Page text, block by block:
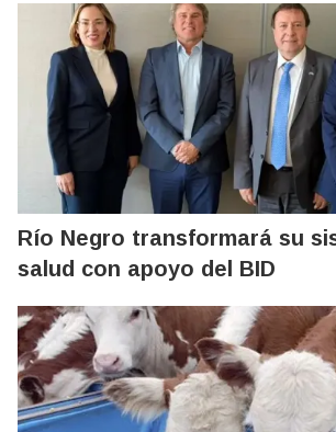
Río Negro transformará su
salud con apoyo del BID